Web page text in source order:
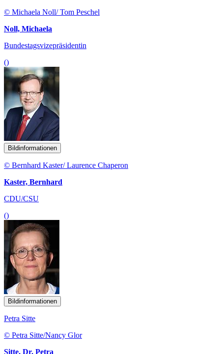
© Michaela Noll/ Tom Peschel
Noll, Michaela
Bundestagsvizepräsidentin
()
Bildinformationen
© Bernhard Kaster/ Laurence Chaperon
Kaster, Bernhard
CDU/CSU
()
Bildinformationen
Petra Sitte
© Petra Sitte/Nancy Glor
Sitte, Dr. Petra